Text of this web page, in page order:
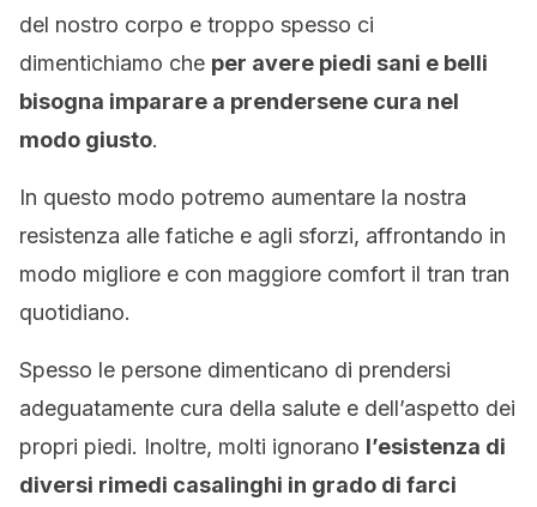
del nostro corpo e troppo spesso ci
dimentichiamo che per avere piedi sani e belli
bisogna imparare a prendersene cura nel
modo giusto.
In questo modo potremo aumentare la nostra
resistenza alle fatiche e agli sforzi, affrontando in
modo migliore e con maggiore comfort il tran tran
quotidiano.
Spesso le persone dimenticano di prendersi
adeguatamente cura della salute e dell’aspetto dei
propri piedi. Inoltre, molti ignorano l’esistenza di
diversi rimedi casalinghi in grado di farci